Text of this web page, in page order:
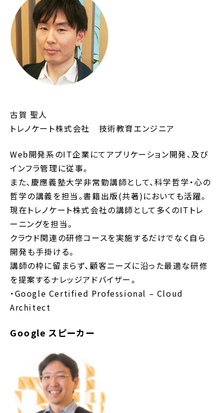
古賀 聖人
トレノケート株式会社 技術教育エンジニア
Web開発系のIT企業にてアプリケーション開発、及び
インフラ管理に従事。
また、慶應義塾大学非常勤講師として、科学哲学・心の
哲学の講義を担当。書籍出版(共著)においても活躍。
現在トレノケート株式会社の講師として多くのITトレ
ーニングを担当。
クラウド関連の研修コースを実施するだけでなく自ら
開発も手掛ける。
講師の枠に留まらず、顧客ニーズに沿った最適な研修
を提案するナレッジアドバイザー。
・Google Certified Professional – Cloud
Architect
Google スピーカー